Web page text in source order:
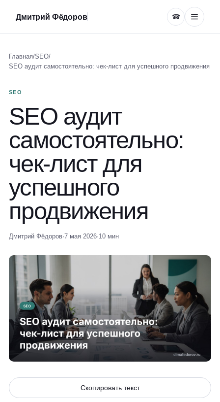
Дмитрий Фёдоров ☎
Главная/SEO/
SEO аудит самостоятельно: чек-лист для успешного продвижения
SEO
SEO аудит
самостоятельно:
чек-лист для
успешного
продвижения
Дмитрий Фёдоров·7 мая 2026·10 мин
Скопировать текст